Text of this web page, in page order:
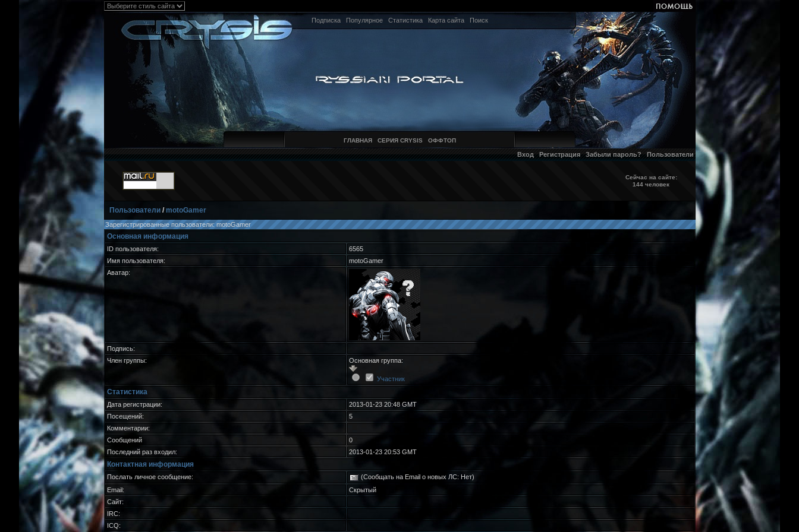
Подписка Популярное Статистика Карта сайта Поиск
ГЛАВНАЯ СЕРИЯ CRYSIS ОФФТОП
Вход Регистрация Забыли пароль? Пользователи
Сейчас на сайте:
144 человек
Пользователи/motoGamer
Зарегистрированные пользователи: motoGamer
Основная информация
ID пользователя:
6565
Имя пользователя:
motoGamer
Аватар:
Подпись:
Член группы:
Основная группа:
Участник
Статистика
Дата регистрации:
2013-01-23 20:48 GMT
Посещений:
5
Комментарии:
Сообщений
0
Последний раз входил:
2013-01-23 20:53 GMT
Контактная информация
Послать личное сообщение:
(Сообщать на Email о новых ЛС: Нет)
Email:
Скрытый
Сайт:
IRC:
ICQ: